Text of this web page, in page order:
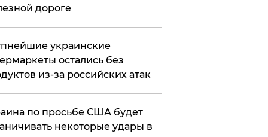
дороге
украинские
остались без
из-за российских атак
по просьбе США будет
некоторые удары в